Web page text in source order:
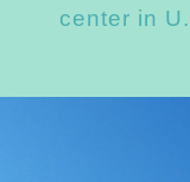
center in